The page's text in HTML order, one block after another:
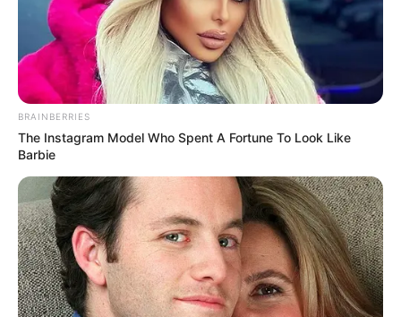
BRAINBERRIES
The Instagram Model Who Spent A Fortune To Look Like
Barbie